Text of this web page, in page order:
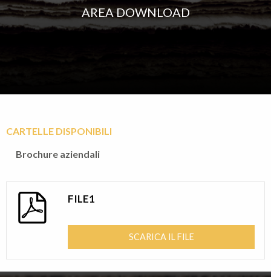
AREA DOWNLOAD
CARTELLE DISPONIBILI
Brochure aziendali
FILE1
SCARICA IL FILE